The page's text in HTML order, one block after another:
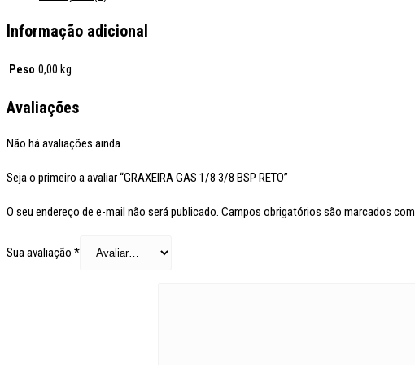
Informação adicional
Peso 0,00 kg
Avaliações
Não há avaliações ainda.
Seja o primeiro a avaliar “GRAXEIRA GAS 1/8 3/8 BSP RETO”
O seu endereço de e-mail não será publicado. Campos obrigatórios são marcados com
Sua avaliação *